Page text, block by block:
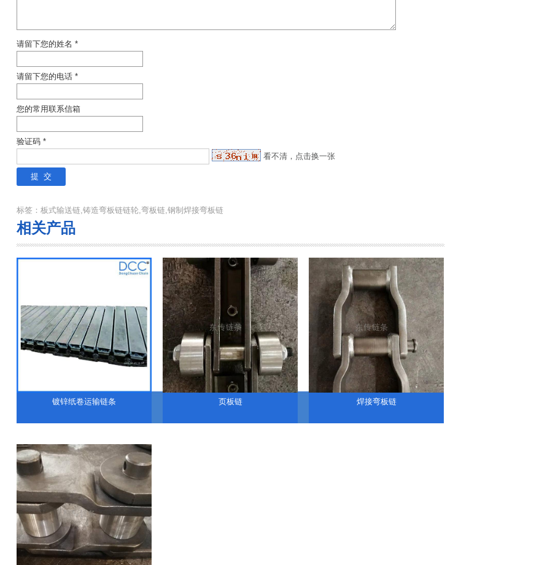
请留下您的姓名 *
请留下您的电话 *
您的常用联系信箱
验证码 *
看不清，点击换一张
标签：板式输送链,铸造弯板链链轮,弯板链,钢制焊接弯板链
相关产品
镀锌纸卷运输链条 页板链 焊接弯板链